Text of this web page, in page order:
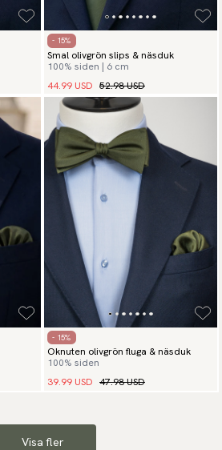
- 15%
Smal olivgrön slips & näsduk
100% siden | 6 cm
44.99 USD 52.98 USD
- 15%
Oknuten olivgrön fluga & näsduk
100% siden
39.99 USD 47.98 USD
Visa fler